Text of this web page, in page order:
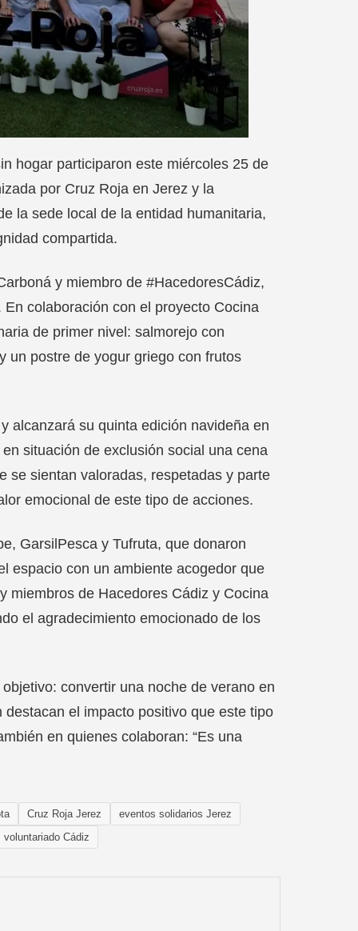
hogar participaron este miércoles 25 de
por Cruz Roja en Jerez y la
la sede local de la entidad humanitaria,
compartida.
y miembro de #HacedoresCádiz,
colaboración con el proyecto Cocina
de primer nivel: salmorejo con
un postre de yogur griego con frutos
alcanzará su quinta edición navideña en
situación de exclusión social una cena
se sientan valoradas, respetadas y parte
emocional de este tipo de acciones.
GarsilPesca y Tufruta, que donaron
espacio con un ambiente acogedor que
miembros de Hacedores Cádiz y Cocina
el agradecimiento emocionado de los
convertir una noche de verano en
el impacto positivo que este tipo
en quienes colaboran: “Es una
Cruz Roja Jerez
eventos solidarios Jerez
voluntariado Cádiz